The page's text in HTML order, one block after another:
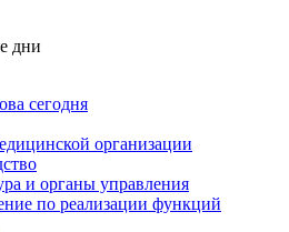
дни
сегодня
организации
и органы управления
по реализации функций